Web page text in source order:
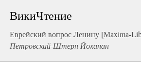
ВикиЧтение
Еврейский вопрос Ленину [Maxima-
Петровский-Штерн Йоханан